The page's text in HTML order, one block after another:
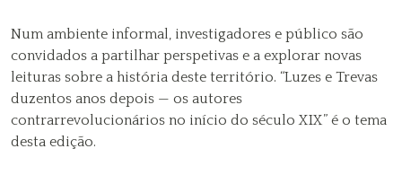
Num ambiente informal, investigadores e público são
convidados a partilhar perspetivas e a explorar novas
leituras sobre a história deste território. “Luzes e Trevas
duzentos anos depois — os autores
contrarrevolucionários no início do século XIX” é o tema
desta edição.